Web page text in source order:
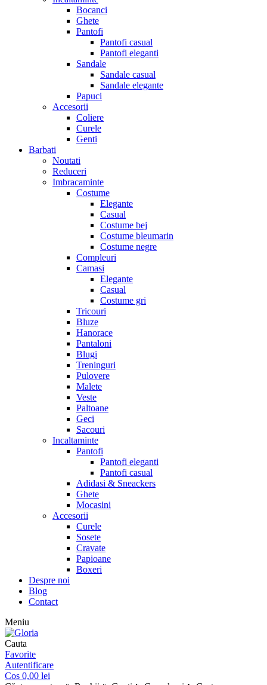
Bocanci
Ghete
Pantofi
Pantofi casual
Pantofi eleganti
Sandale
Sandale casual
Sandale elegante
Papuci
Accesorii
Coliere
Curele
Genti
Barbati
Noutati
Reduceri
Imbracaminte
Costume
Elegante
Casual
Costume bej
Costume bleumarin
Costume negre
Compleuri
Camasi
Elegante
Casual
Costume gri
Tricouri
Bluze
Hanorace
Pantaloni
Blugi
Treninguri
Pulovere
Malete
Veste
Paltoane
Geci
Sacouri
Incaltaminte
Pantofi
Pantofi eleganti
Pantofi casual
Adidasi & Sneackers
Ghete
Mocasini
Accesorii
Curele
Sosete
Cravate
Papioane
Boxeri
Despre noi
Blog
Contact
Meniu
Cauta
Favorite
Autentificare
Cos 0,00 lei